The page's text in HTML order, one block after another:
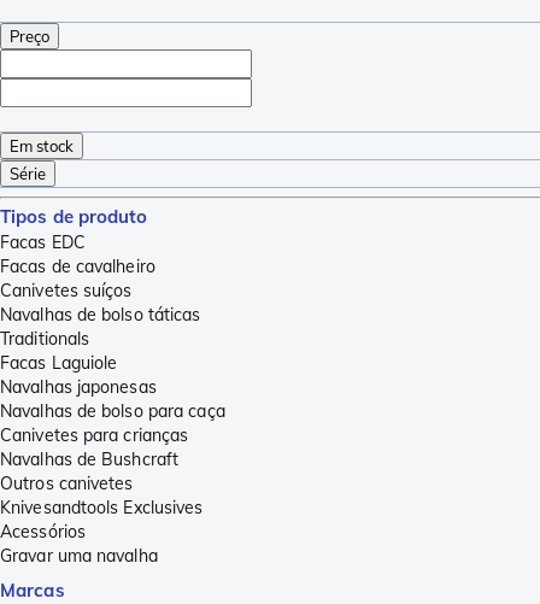
Preço
Em stock
Série
Tipos de produto
Facas EDC
Facas de cavalheiro
Canivetes suíços
Navalhas de bolso táticas
Traditionals
Facas Laguiole
Navalhas japonesas
Navalhas de bolso para caça
Canivetes para crianças
Navalhas de Bushcraft
Outros canivetes
Knivesandtools Exclusives
Acessórios
Gravar uma navalha
Marcas